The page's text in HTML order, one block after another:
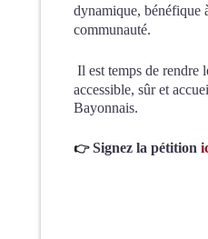
dynamique, bénéfique
communauté.
Il est temps de rendre
accessible, sûr et
Bayonnais.
👉Signez la pétition